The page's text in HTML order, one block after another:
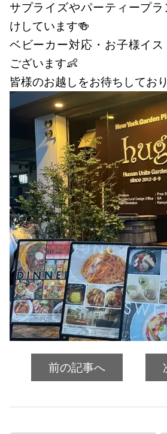
サプライズやパーティープ
けしています🍻
ベビーカー対応・お子様イス
ございます👶
皆様のお越しをお待ちしており
前の記事へ